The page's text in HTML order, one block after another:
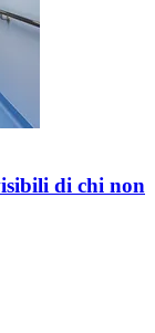
di chi non